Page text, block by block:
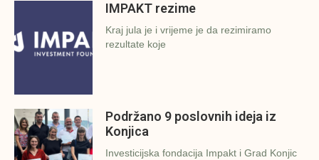
IMPAKT rezime
Kraj jula je i vrijeme je da rezimiramo
rezultate koje
Podržano 9 poslovnih ideja iz
Konjica
Investicijska fondacija Impakt i Grad Konjic